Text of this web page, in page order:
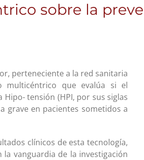
sobre la
perteneciente a la red sanitaria
multicéntrico que evalúa si el
tensión (HPI, por sus siglas
grave en pacientes sometidos a
clínicos de esta tecnología,
vanguardia de la investigación